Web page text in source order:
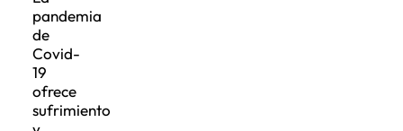
pandemia
de
Covid-
19
ofrece
sufrimiento